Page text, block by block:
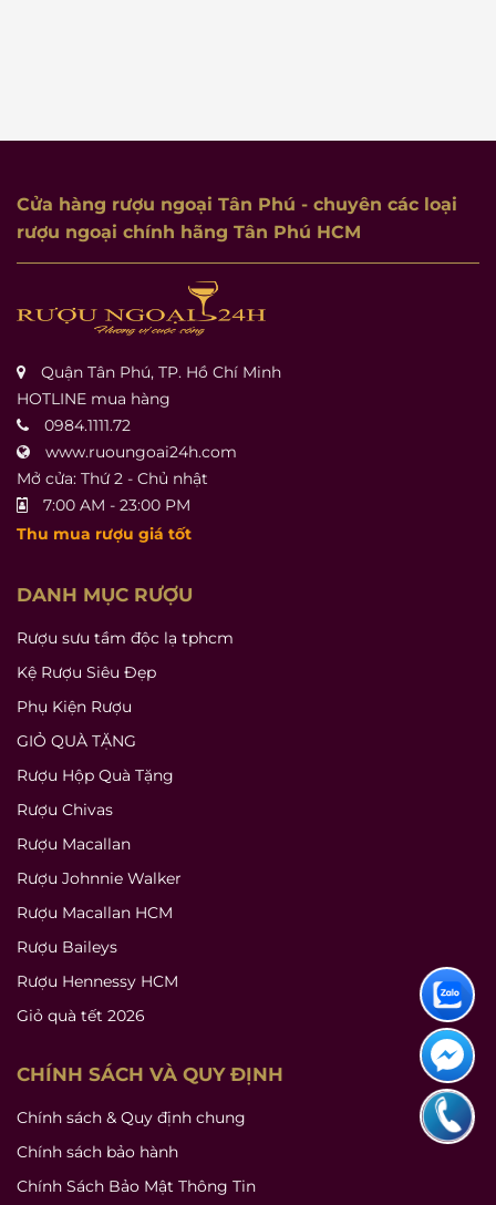
Cửa hàng rượu ngoại Tân Phú - chuyên các loại
rượu ngoại chính hãng Tân Phú HCM
Quận Tân Phú, TP. Hồ Chí Minh
HOTLINE mua hàng
0984.1111.72
www.ruoungoai24h.com
Mở cửa: Thứ 2 - Chủ nhật
7:00 AM - 23:00 PM
Thu mua rượu giá tốt
DANH MỤC RƯỢU
Rượu sưu tầm độc lạ tphcm
Kệ Rượu Siêu Đẹp
Phụ Kiện Rượu
GIỎ QUÀ TẶNG
Rượu Hộp Quà Tặng
Rượu Chivas
Rượu Macallan
Rượu Johnnie Walker
Rượu Macallan HCM
Rượu Baileys
Rượu Hennessy HCM
Giỏ quà tết 2026
CHÍNH SÁCH VÀ QUY ĐỊNH
Chính sách & Quy định chung
Chính sách bảo hành
Chính Sách Bảo Mật Thông Tin